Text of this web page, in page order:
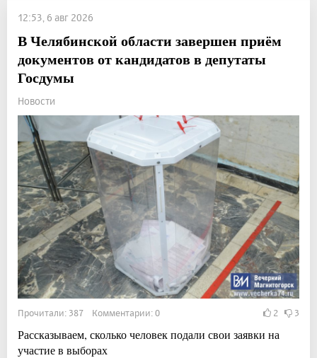
12:53, 6 авг 2026
В Челябинской области завершен приём
документов от кандидатов в депутаты
Госдумы
Новости
Прочитали: 387 Комментарии: 0 2 3
Рассказываем, сколько человек подали свои заявки на
участие в выборах